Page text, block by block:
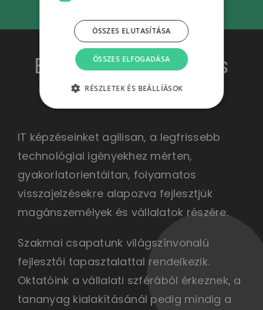
Ezért válassz Te is
minket!
IT képzéseinket agilisan, a legfrissebb
technológiai igényekhez mérten,
gyakorlatorientáltan, folyamatos
visszajelzésekre alapozva fejlesztjük
magánszemélyek és vállalatok részére.
Szakmai csapatunk világszínvonalú
fejlesztői tapasztalattal rendelkezik.
Oktatóink a vállalati szférából érkeznek, a
tananyag kialakításánál pedig mindig a
ÖSSZES ELFOGADÁSA
ÖSSZES ELUTASÍTÁSA
RÉSZLETEK ÉS BEÁLLÍÁSOK